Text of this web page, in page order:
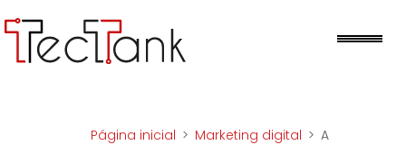
to
content
Página inicial > Marketing digital > A